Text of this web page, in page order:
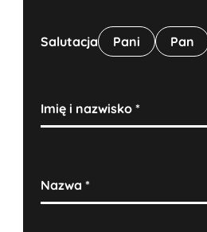
Salutacja Pani Pan
Imię i nazwisko*
Nazwa*